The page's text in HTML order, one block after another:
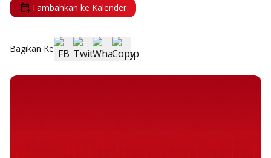
Tambahkan ke Kalender
Bagikan Ke